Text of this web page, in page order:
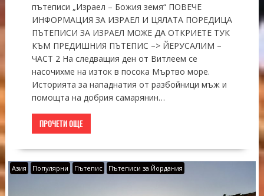
пътеписи „Израел – Божия земя“ ПОВЕЧЕ
ИНФОРМАЦИЯ ЗА ИЗРАЕЛ И ЦЯЛАТА ПОРЕДИЦА
ПЪТЕПИСИ ЗА ИЗРАЕЛ МОЖЕ ДА ОТКРИЕТЕ ТУК
КЪМ ПРЕДИШНИЯ ПЪТЕПИС –> ЙЕРУСАЛИМ –
ЧАСТ 2 На следващия ден от Витлеем се
насочихме на изток в посока Мъртво море.
Историята за нападнатия от разбойници мъж и
помощта на добрия самарянин…
ПРОЧЕТИ ОЩЕ
Азия Популярни Пътепис Пътеписи за Йордания